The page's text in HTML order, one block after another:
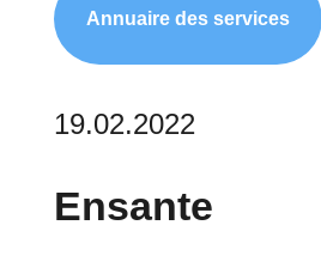
Annuaire des services
19.02.2022
Ensante